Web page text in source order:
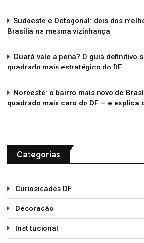
Sudoeste e Octogonal: dois dos
Brasília na mesma vizinhança
Guará vale a pena? O guia definitivo
quadrado mais estratégico do DF
Noroeste: o bairro mais novo de
quadrado mais caro do DF — e explica
Categorias
Curiosidades DF
Decoração
Institucional